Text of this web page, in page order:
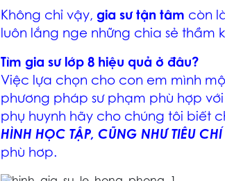
Không chỉ vậy, gia sư tận tâm còn
luôn lắng nge những chia sẻ thầm
Tìm gia sư lớp 8 hiệu quả ở đâu?
Việc lựa chọn cho con em mình
phương pháp sư phạm phù hợp
phụ huynh hãy cho chúng tôi biết
HÌNH HỌC TẬP, CŨNG NHƯ TIÊU
phù hơp.